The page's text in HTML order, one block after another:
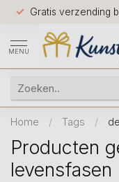
Gratis verzending
MENU
Home / Tags /
Producten
levensfasen